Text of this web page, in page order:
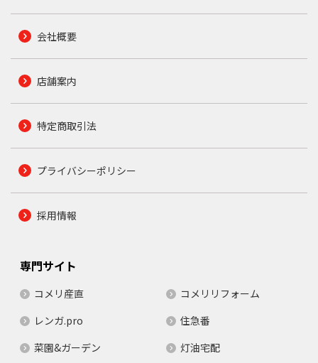
会社概要
店舗案内
特定商取引法
プライバシーポリシー
採用情報
専門サイト
コメリ産直
コメリリフォーム
レンガ.pro
住急番
菜園&ガーデン
灯油宅配